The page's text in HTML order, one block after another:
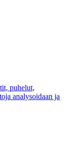
puhelut,
analysoidaan ja